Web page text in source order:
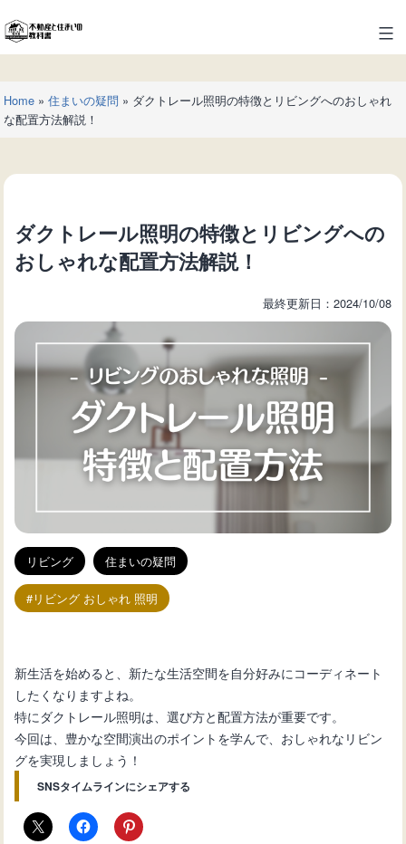
ン
テ
ツ
へ
ス
ッ
不
動
産
と
住
の
Home» 住まいの疑問 » ダクトレール照明の特徴とリビングへのおしゃれ
な配置方法解説！
ダクトレール照明の特徴とリビングへの
おしゃれな配置方法解説！
最終更新日：2024/10/08
リビング 住まいの疑問
リビング おしゃれ 照明
新生活を始めると、新たな生活空間を自分好みにコーディネート
したくなりますよね。
特にダクトレール照明は、選び方と配置方法が重要です。
今回は、豊かな空間演出のポイントを学んで、おしゃれなリビン
グを実現しましょう！
SNSタイムラインにシェアする